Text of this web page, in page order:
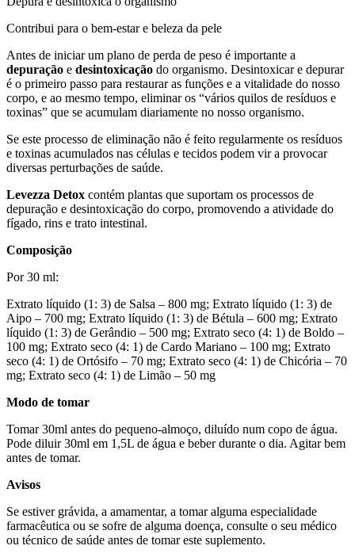
Contribui para o bem-estar e beleza da pele
Antes de iniciar um plano de perda de peso é importante a
depuração e desintoxicação do organismo. Desintoxicar e depurar
é o primeiro passo para restaurar as funções e a vitalidade do nosso
corpo, e ao mesmo tempo, eliminar os “vários quilos de resíduos e
toxinas” que se acumulam diariamente no nosso organismo.
Se este processo de eliminação não é feito regularmente os resíduos
e toxinas acumulados nas células e tecidos podem vir a provocar
diversas perturbações de saúde.
Levezza Detox contém plantas que suportam os processos de
depuração e desintoxicação do corpo, promovendo a atividade do
fígado, rins e trato intestinal.
Composição
Por 30 ml:
Extrato líquido (1: 3) de Salsa – 800 mg; Extrato líquido (1: 3) de
Aipo – 700 mg; Extrato líquido (1: 3) de Bétula – 600 mg; Extrato
líquido (1: 3) de Gerândio – 500 mg; Extrato seco (4: 1) de Boldo –
100 mg; Extrato seco (4: 1) de Cardo Mariano – 100 mg; Extrato
seco (4: 1) de Ortósifo – 70 mg; Extrato seco (4: 1) de Chicória – 70
mg; Extrato seco (4: 1) de Limão – 50 mg
Modo de tomar
Tomar 30ml antes do pequeno-almoço, diluído num copo de água.
Pode diluir 30ml em 1,5L de água e beber durante o dia. Agitar bem
antes de tomar.
Avisos
Se estiver grávida, a amamentar, a tomar alguma especialidade
farmacêutica ou se sofre de alguma doença, consulte o seu médico
ou técnico de saúde antes de tomar este suplemento.